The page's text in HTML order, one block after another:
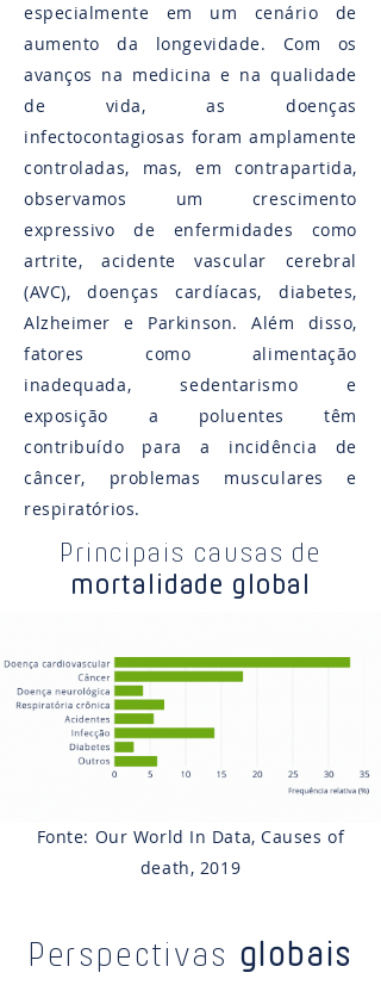
especialmente em um cenário de
aumento da longevidade. Com os
avanços na medicina e na qualidade
de vida, as doenças
infectocontagiosas foram amplamente
controladas, mas, em contrapartida,
observamos um crescimento
expressivo de enfermidades como
artrite, acidente vascular cerebral
(AVC), doenças cardíacas, diabetes,
Alzheimer e Parkinson​. Além disso,
fatores como alimentação
inadequada, sedentarismo e
exposição a poluentes têm
contribuído para a incidência de
câncer, problemas musculares e
respiratórios​.
Principais causas de
mortalidade global
Fonte: Our World In Data, Causes of
death, 2019
Perspectivas globais